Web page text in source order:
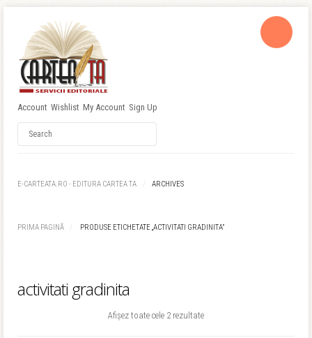
Account Wishlist My Account Sign Up
E-CARTEATA.RO - EDITURA CARTEA TA ARCHIVES
PRIMA PAGINĂ PRODUSE ETICHETATE „ACTIVITATI GRADINITA”
activitati gradinita
Afișez toate cele 2 rezultateSortat